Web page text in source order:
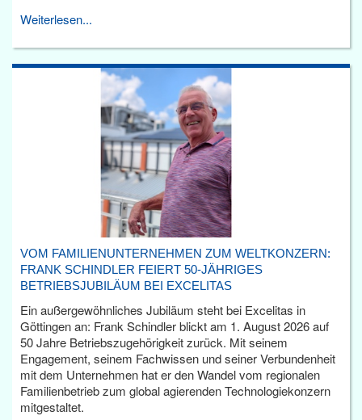
Weiterlesen...
VOM FAMILIENUNTERNEHMEN ZUM WELTKONZERN:
FRANK SCHINDLER FEIERT 50-JÄHRIGES
BETRIEBSJUBILÄUM BEI EXCELITAS
Ein außergewöhnliches Jubiläum steht bei Excelitas in
Göttingen an: Frank Schindler blickt am 1. August 2026 auf
50 Jahre Betriebszugehörigkeit zurück. Mit seinem
Engagement, seinem Fachwissen und seiner Verbundenheit
mit dem Unternehmen hat er den Wandel vom regionalen
Familienbetrieb zum global agierenden Technologiekonzern
mitgestaltet.